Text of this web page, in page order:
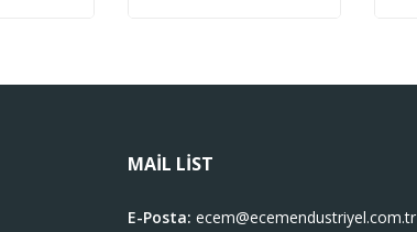
MAIL LIST
E-Posta: ecem@ecemendustriyel.com.tr